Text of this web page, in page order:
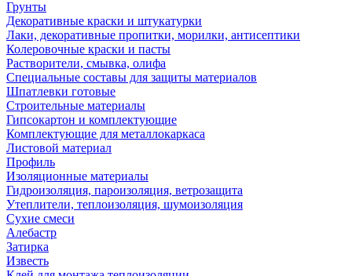
Грунты
Декоративные краски и штукатурки
Лаки, декоративные пропитки, морилки, антисептики
Колеровочные краски и пасты
Растворители, смывка, олифа
Специальные составы для защиты материалов
Шпатлевки готовые
Строительные материалы
Гипсокартон и комплектующие
Комплектующие для металлокаркаса
Листовой материал
Профиль
Изоляционные материалы
Гидроизоляция, пароизоляция, ветрозащита
Утеплители, теплоизоляция, шумоизоляция
Сухие смеси
Алебастр
Затирка
Известь